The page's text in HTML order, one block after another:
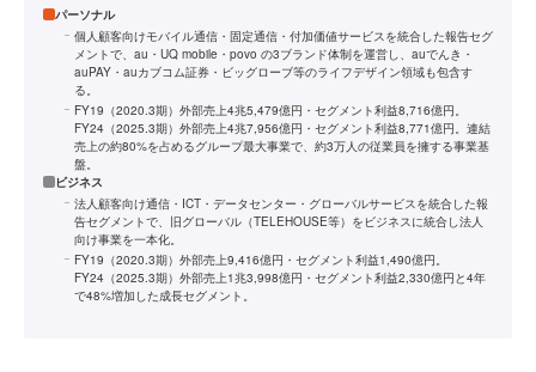
パーソナル
個人顧客向けモバイル通信・固定通信・付加価値サービスを統合した報告セグ
メントで、au・UQ mobile・povo の3ブランド体制を運営し、auでんき・
auPAY・auカブコム証券・ビッグローブ等のライフデザイン領域も包含す
る。
FY19（2020.3期）外部売上4兆5,479億円・セグメント利益8,716億円。
FY24（2025.3期）外部売上4兆7,956億円・セグメント利益8,771億円。連結
売上の約80%を占めるグループ最大事業で、約3万人の従業員を擁する事業基
盤。
ビジネス
法人顧客向け通信・ICT・データセンター・グローバルサービスを統合した報
告セグメントで、旧グローバル（TELEHOUSE等）をビジネスに統合し法人
向け事業を一本化。
FY19（2020.3期）外部売上9,416億円・セグメント利益1,490億円。
FY24（2025.3期）外部売上1兆3,998億円・セグメント利益2,330億円と4年
で48%増加した成長セグメント。